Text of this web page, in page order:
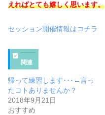
えればとても嬉しく思います。
セッション開催情報はコチラ
関連
帰って練習します･･･←言っ
たコトありませんか？
2018年9月21日
おすすめ